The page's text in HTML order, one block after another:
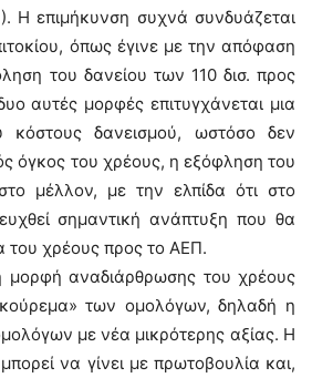
Η επιμήκυνση συχνά συνδυάζεται
όπως έγινε με την απόφαση
του δανείου των 110 δισ. προς
αυτές μορφές επιτυγχάνεται μια
κόστους δανεισμού, ωστόσο δεν
όγκος του χρέους, η εξόφληση του
στο μέλλον, με την ελπίδα ότι στο
σημαντική ανάπτυξη που θα
του χρέους προς το ΑΕΠ.
μορφή αναδιάρθρωσης του χρέους
των ομολόγων, δηλαδή η
με νέα μικρότερης αξίας. Η
να γίνει με πρωτοβουλία και,